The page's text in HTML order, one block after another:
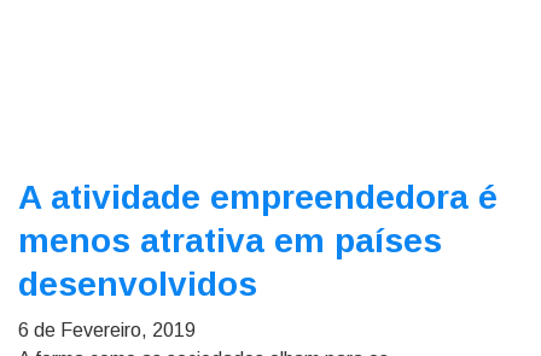
A atividade empreendedora é
menos atrativa em países
desenvolvidos
6 de Fevereiro, 2019